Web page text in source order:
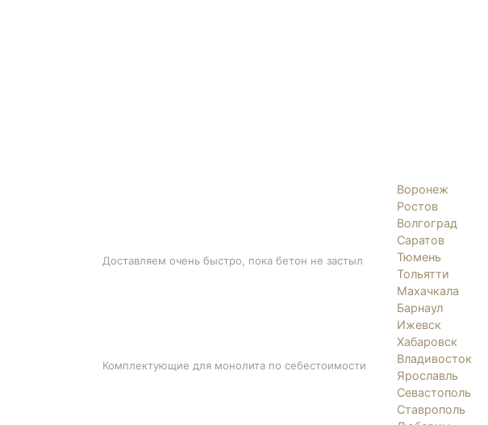
Доставляем очень быстро, пока бетон не застыл
Комплектующие для монолита по себестоимости
Воронеж
Ростов
Волгоград
Саратов
Тюмень
Тольятти
Махачкала
Барнаул
Ижевск
Хабаровск
Владивосток
Ярославль
Севастополь
Ставрополь